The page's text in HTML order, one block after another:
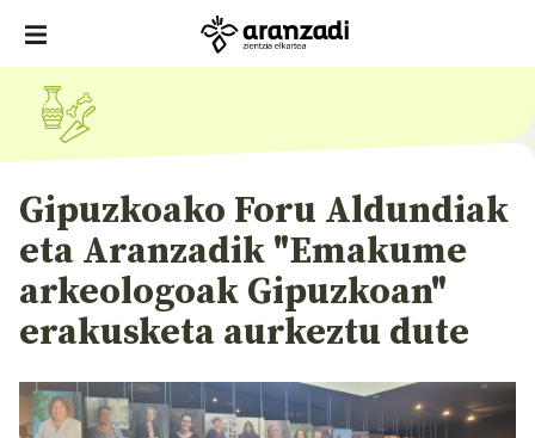
Gipuzkoako Foru Aldundiak
eta Aranzadik "Emakume
arkeologoak Gipuzkoan"
erakusketa aurkeztu dute